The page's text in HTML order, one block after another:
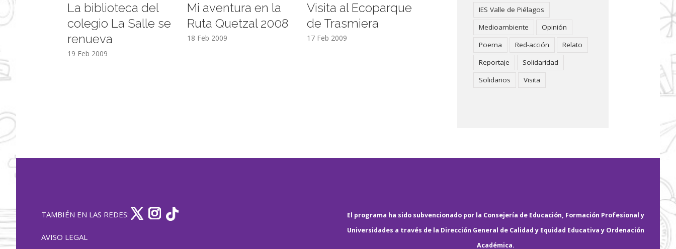
La biblioteca del
colegio La Salle se
renueva
19 Feb 2009
Mi aventura en la
Ruta Quetzal 2008
18 Feb 2009
Visita al Ecoparque
de Trasmiera
17 Feb 2009
IES Valle de Piélagos
Medioambiente
Opinión
Poema
Red-acción
Relato
Reportaje
Solidaridad
Solidarios
Visita
TAMBIÉN EN LAS REDES:
AVISO LEGAL
El programa ha sido subvencionado por la Consejería de Educación, Formación Profesional y
Universidades a través de la Dirección General de Calidad y Equidad Educativa y Ordenación
Académica.